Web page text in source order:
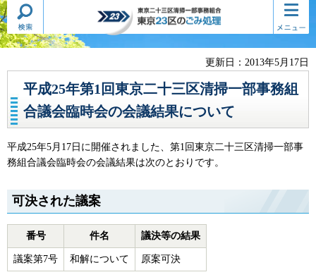
東京二十三区清掃一部事務組合
東京23区のごみ処理
検索・
共通メ
ニュー
コンテ
ンツメ
ニュー
更新日：2013年5月17日
平成25年第1回東京二十三区清掃一部事務組
合議会臨時会の会議結果について
平成25年5月17日に開催されました、第1回東京二十三区清掃一部事
務組合議会臨時会の会議結果は次のとおりです。
可決された議案
番号 件名 議決等の結果
議案第7号 和解について 原案可決